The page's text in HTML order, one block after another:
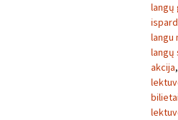
langų
langu
langų
akcija,